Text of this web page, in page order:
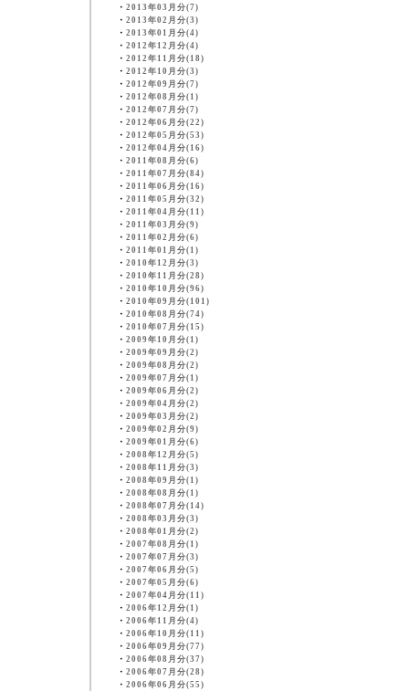
・ 2013年03月分(7)
・ 2013年02月分(3)
・ 2013年01月分(4)
・ 2012年12月分(4)
・ 2012年11月分(18)
・ 2012年10月分(3)
・ 2012年09月分(7)
・ 2012年08月分(1)
・ 2012年07月分(7)
・ 2012年06月分(22)
・ 2012年05月分(53)
・ 2012年04月分(16)
・ 2011年08月分(6)
・ 2011年07月分(84)
・ 2011年06月分(16)
・ 2011年05月分(32)
・ 2011年04月分(11)
・ 2011年03月分(9)
・ 2011年02月分(6)
・ 2011年01月分(1)
・ 2010年12月分(3)
・ 2010年11月分(28)
・ 2010年10月分(96)
・ 2010年09月分(101)
・ 2010年08月分(74)
・ 2010年07月分(15)
・ 2009年10月分(1)
・ 2009年09月分(2)
・ 2009年08月分(2)
・ 2009年07月分(1)
・ 2009年06月分(2)
・ 2009年04月分(2)
・ 2009年03月分(2)
・ 2009年02月分(9)
・ 2009年01月分(6)
・ 2008年12月分(5)
・ 2008年11月分(3)
・ 2008年09月分(1)
・ 2008年08月分(1)
・ 2008年07月分(14)
・ 2008年03月分(3)
・ 2008年01月分(2)
・ 2007年08月分(1)
・ 2007年07月分(3)
・ 2007年06月分(5)
・ 2007年05月分(6)
・ 2007年04月分(11)
・ 2006年12月分(1)
・ 2006年11月分(4)
・ 2006年10月分(11)
・ 2006年09月分(77)
・ 2006年08月分(37)
・ 2006年07月分(28)
・ 2006年06月分(55)